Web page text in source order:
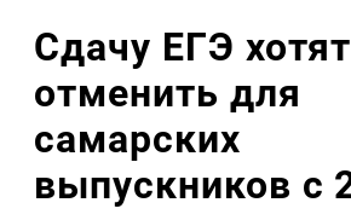
Сдачу ЕГЭ хотят
отменить для
самарских
выпускников с